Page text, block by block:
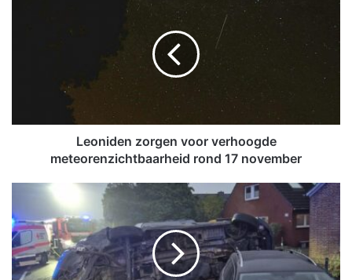
z
v
o
o
r
Leoniden zorgen voor verhoogde
meteorenzichtbaarheid rond 17 november
d
e
r
l